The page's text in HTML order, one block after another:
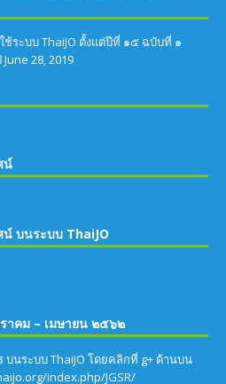
ระบบ ThaiJO ตั้งแต่ปีที่ ๑๕ ฉบับที่ ๑
June 28, 2019
น์
บนระบบ ThaiJO
าคม – เมษายน ๒๕๖๒
นระบบ ThaiJO โดยคลิกที่ g+ ด้านบน
index.php/JGSR/